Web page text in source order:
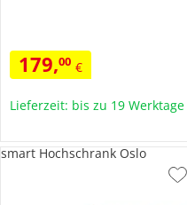
179,00 €
Lieferzeit: bis zu 19 Werktage
smart Hochschrank Oslo